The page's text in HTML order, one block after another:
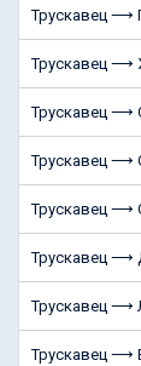
Трускавец ⟶
Трускавец ⟶
Трускавец ⟶
Трускавец ⟶
Трускавец ⟶
Трускавец ⟶
Трускавец ⟶
Трускавец ⟶